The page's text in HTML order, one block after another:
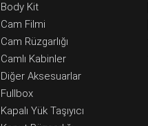
Body Kit
Cam Filmi
Cam Rüzgarlığı
Camlı Kabinler
Diğer Aksesuarlar
Fullbox
Kapalı Yük Taşıyıcı